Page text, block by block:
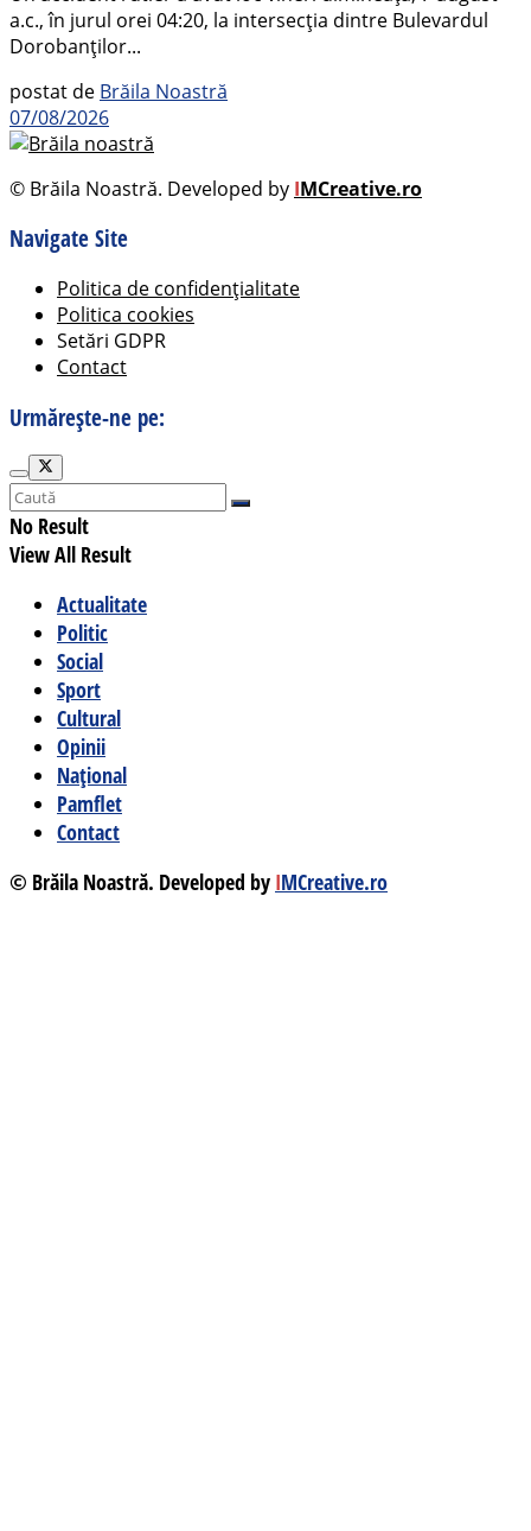
a.c., în jurul orei 04:20, la intersecția dintre Bulevardul
Dorobanților...
postat de Brăila Noastră
07/08/2026
© Brăila Noastră. Developed by IMCreative.ro
Navigate Site
Politica de confidențialitate
Politica cookies
Setări GDPR
Contact
Urmărește-ne pe:
No Result
View All Result
Actualitate
Politic
Social
Sport
Cultural
Opinii
Național
Pamflet
Contact
© Brăila Noastră. Developed by IMCreative.ro